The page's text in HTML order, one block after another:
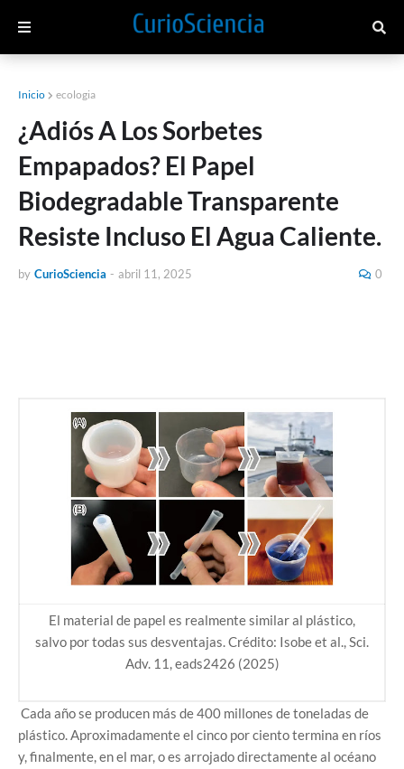
Inicio ecologia
¿Adiós A Los Sorbetes
Empapados? El Papel
Biodegradable Transparente
Resiste Incluso El Agua Caliente.
by CurioSciencia - abril 11, 2025 0
El material de papel es realmente similar al plástico,
salvo por todas sus desventajas. Crédito: Isobe et al., Sci.
Adv. 11, eads2426 (2025)
Cada año se producen más de 400 millones de toneladas de
plástico. Aproximadamente el cinco por ciento termina en ríos
y, finalmente, en el mar, o es arrojado directamente al océano